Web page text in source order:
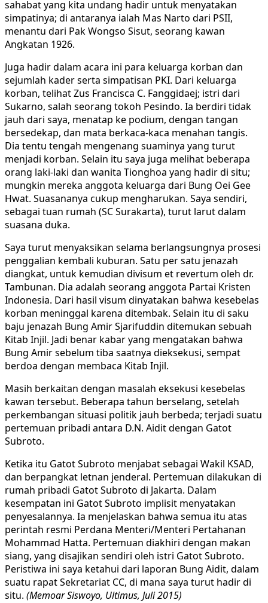
sahabat yang kita undang hadir untuk menyatakan
simpatinya; di antaranya ialah Mas Narto dari PSII,
menantu dari Pak Wongso Sisut, seorang kawan
Angkatan 1926.
Juga hadir dalam acara ini para keluarga korban dan
sejumlah kader serta simpatisan PKI. Dari keluarga
korban, telihat Zus Francisca C. Fanggidaej; istri dari
Sukarno, salah seorang tokoh Pesindo. Ia berdiri tidak
jauh dari saya, menatap ke podium, dengan tangan
bersedekap, dan mata berkaca-kaca menahan tangis.
Dia tentu tengah mengenang suaminya yang turut
menjadi korban. Selain itu saya juga melihat beberapa
orang laki-laki dan wanita Tionghoa yang hadir di situ;
mungkin mereka anggota keluarga dari Bung Oei Gee
Hwat. Suasananya cukup mengharukan. Saya sendiri,
sebagai tuan rumah (SC Surakarta), turut larut dalam
suasana duka.
Saya turut menyaksikan selama berlangsungnya prosesi
penggalian kembali kuburan. Satu per satu jenazah
diangkat, untuk kemudian divisum et revertum oleh dr.
Tambunan. Dia adalah seorang anggota Partai Kristen
Indonesia. Dari hasil visum dinyatakan bahwa kesebelas
korban meninggal karena ditembak. Selain itu di saku
baju jenazah Bung Amir Sjarifuddin ditemukan sebuah
Kitab Injil. Jadi benar kabar yang mengatakan bahwa
Bung Amir sebelum tiba saatnya dieksekusi, sempat
berdoa dengan membaca Kitab Injil.
Masih berkaitan dengan masalah eksekusi kesebelas
kawan tersebut. Beberapa tahun berselang, setelah
perkembangan situasi politik jauh berbeda; terjadi suatu
pertemuan pribadi antara D.N. Aidit dengan Gatot
Subroto.
Ketika itu Gatot Subroto menjabat sebagai Wakil KSAD,
dan berpangkat letnan jenderal. Pertemuan dilakukan di
rumah pribadi Gatot Subroto di Jakarta. Dalam
kesempatan ini Gatot Subroto implisit menyatakan
penyesalannya. Ia menjelaskan bahwa semua itu atas
perintah resmi Perdana Menteri/Menteri Pertahanan
Mohammad Hatta. Pertemuan diakhiri dengan makan
siang, yang disajikan sendiri oleh istri Gatot Subroto.
Peristiwa ini saya ketahui dari laporan Bung Aidit, dalam
suatu rapat Sekretariat CC, di mana saya turut hadir di
situ. (Memoar Siswoyo, Ultimus, Juli 2015)